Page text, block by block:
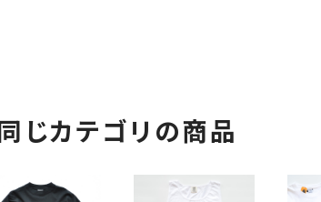
同じカテゴリの商品